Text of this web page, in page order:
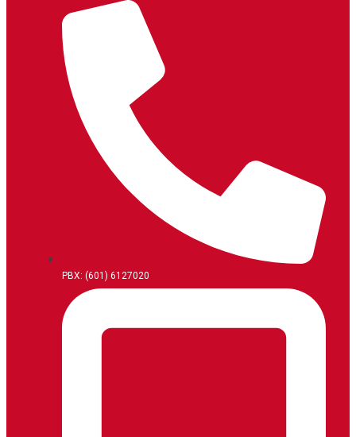
PBX: (601) 6127020